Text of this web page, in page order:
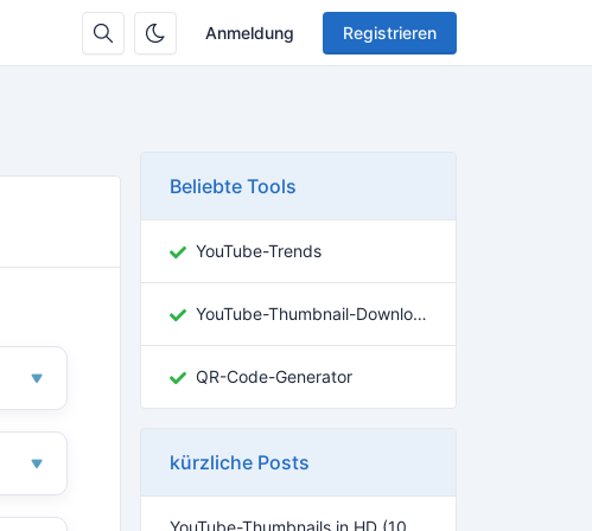
Anmeldung Registrieren
Beliebte Tools
YouTube-Trends
YouTube-Thumbnail-Downloader
QR-Code-Generator
kürzliche Posts
YouTube-Thumbnails in HD (1080p & 4K) herunterladen – Anleitung 2026